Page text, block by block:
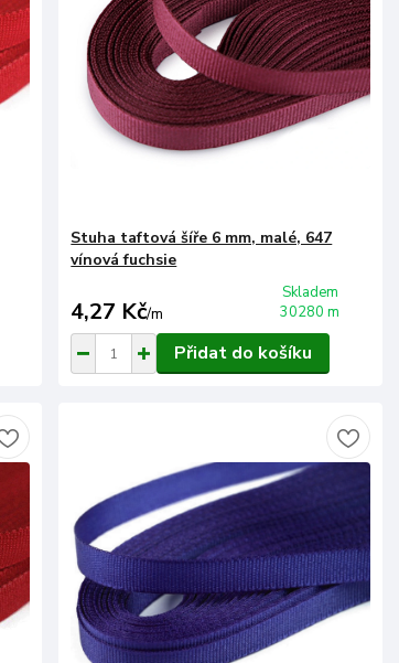
Stuha taftová šíře 6 mm, malé, 647
vínová fuchsie
4,27 Kč/m
Skladem
30280 m
Přidat do košíku